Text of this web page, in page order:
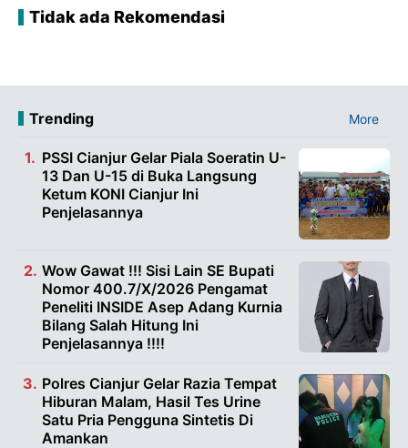
Tidak ada Rekomendasi
Trending More
PSSI Cianjur Gelar Piala Soeratin U-
13 Dan U-15 di Buka Langsung
Ketum KONI Cianjur Ini
Penjelasannya
Wow Gawat !!! Sisi Lain SE Bupati
Nomor 400.7/X/2026 Pengamat
Peneliti INSIDE Asep Adang Kurnia
Bilang Salah Hitung Ini
Penjelasannya !!!!
Polres Cianjur Gelar Razia Tempat
Hiburan Malam, Hasil Tes Urine
Satu Pria Pengguna Sintetis Di
Amankan